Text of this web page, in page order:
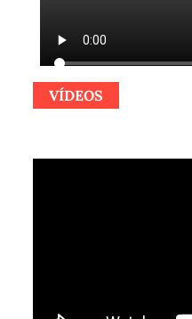
VÍDEOS